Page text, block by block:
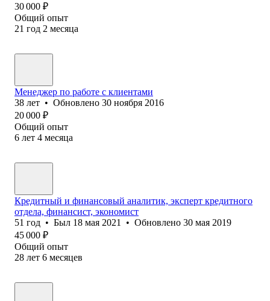
30 000 ₽
Общий опыт
21 год 2 месяца
Менеджер по работе с клиентами
38 лет • Обновлено 30 ноября 2016
20 000 ₽
Общий опыт
6 лет 4 месяца
Кредитный и финансовый аналитик, эксперт кредитного
отдела, финансист, экономист
51 год • Был 18 мая 2021 • Обновлено 30 мая 2019
45 000 ₽
Общий опыт
28 лет 6 месяцев